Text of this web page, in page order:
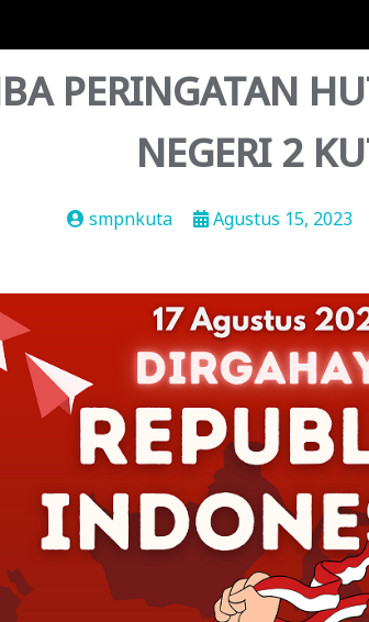
PERINGATAN
NEGERI 2
smpnkuta Agustus 15, 2023